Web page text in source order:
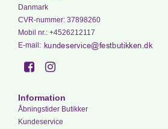
Danmark
CVR-nummer: 37898260
Mobil nr.: +4526212117
E-mail :
Information
Åbningstider Butikker
Kundeservice